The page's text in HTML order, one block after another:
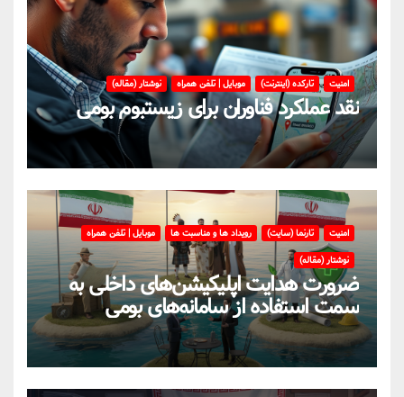
امنیت تارکده (اینترنت) موبایل | تلفن همراه نوشتار (مقاله)
نقد عملکرد فناوران برای زیستبوم بومی
امنیت تارنما (سایت) رویداد ها و مناسبت ها
موبایل | تلفن همراه
نوشتار (مقاله)
ضرورت هدایت اپلیکیشن‌های داخلی به
سمت استفاده از سامانه‌های بومی